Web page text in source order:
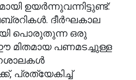
ഉയർന്നുവന്നിട്ടുണ്ട്:
ദീർഘകാല
പൊരുതുന്ന ഒരു
പണമടച്ചുള്ള
പ്രത്യേകിച്ച്